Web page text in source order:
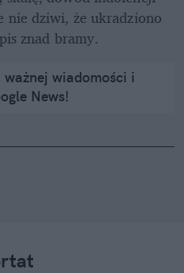
nie dziwi, że ukradziono
znad bramy.
ważnej wiadomości i
News!